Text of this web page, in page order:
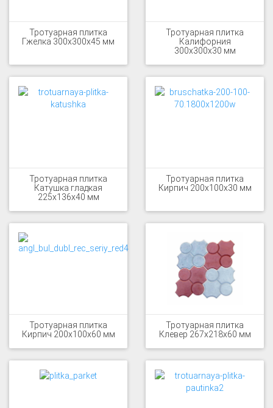
Тротуарная плитка
Гжелка 300x300x45 мм
Тротуарная плитка
Калифорния
300x300x30 мм
Тротуарная плитка
Катушка гладкая
225x136x40 мм
Тротуарная плитка
Кирпич 200x100x30 мм
Тротуарная плитка
Кирпич 200x100x60 мм
Тротуарная плитка
Клевер 267x218x60 мм